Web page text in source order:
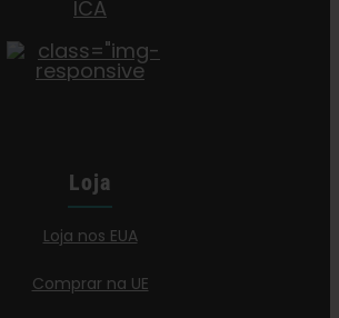
Loja
Loja nos EUA
Comprar na UE